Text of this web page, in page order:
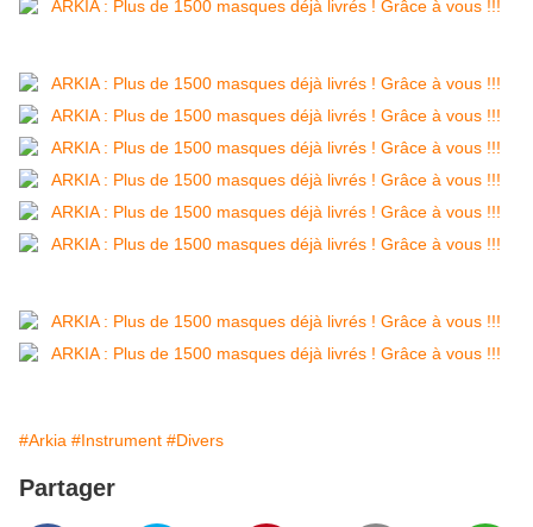
#Arkia #Instrument #Divers
Partager